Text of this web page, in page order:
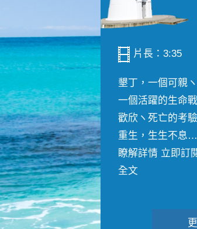
片長：3:35
墾丁，一個可親
一個活躍的生命
歡欣ヽ死亡的考
重生，生生不息
瞭解詳情 立即訂
全文